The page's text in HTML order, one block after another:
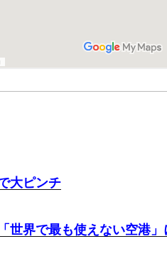
大ピンチ
世界で最も使えない空港」